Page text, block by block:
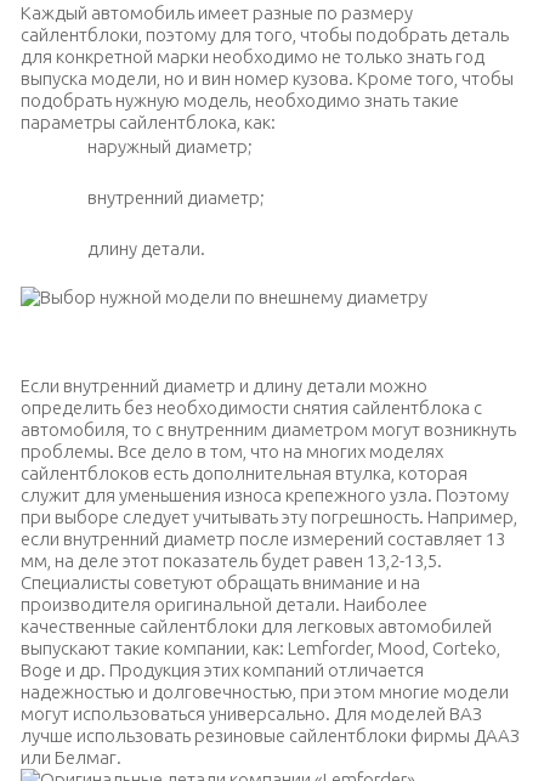
Каждый автомобиль имеет разные по размеру
сайлентблоки, поэтому для того, чтобы подобрать деталь
для конкретной марки необходимо не только знать год
выпуска модели, но и вин номер кузова. Кроме того, чтобы
подобрать нужную модель, необходимо знать такие
параметры сайлентблока, как:
наружный диаметр;
внутренний диаметр;
длину детали.
Если внутренний диаметр и длину детали можно
определить без необходимости снятия сайлентблока с
автомобиля, то с внутренним диаметром могут возникнуть
проблемы. Все дело в том, что на многих моделях
сайлентблоков есть дополнительная втулка, которая
служит для уменьшения износа крепежного узла. Поэтому
при выборе следует учитывать эту погрешность. Например,
если внутренний диаметр после измерений составляет 13
мм, на деле этот показатель будет равен 13,2-13,5.
Специалисты советуют обращать внимание и на
производителя оригинальной детали. Наиболее
качественные сайлентблоки для легковых автомобилей
выпускают такие компании, как: Lemforder, Mood, Corteko,
Boge и др. Продукция этих компаний отличается
надежностью и долговечностью, при этом многие модели
могут использоваться универсально. Для моделей ВАЗ
лучше использовать резиновые сайлентблоки фирмы ДААЗ
или Белмаг.